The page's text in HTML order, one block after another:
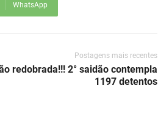
WhatsApp
Postagens mais recentes
redobrada!!! 2° saidão contempla
1197 detentos